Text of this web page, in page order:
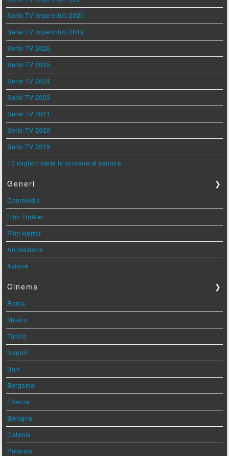
Serie TV imperdibili 2020
Serie TV imperdibili 2019
Serie TV 2026
Serie TV 2025
Serie TV 2024
Serie TV 2023
Serie TV 2021
Serie TV 2020
Serie TV 2019
10 migliori serie tv coreane di sempre
Generi ❯
Commedie
Film Thriller
Film Horror
Animazione
Azione
Cinema ❯
Roma
Milano
Torino
Napoli
Bari
Bergamo
Firenze
Bologna
Catania
Palermo